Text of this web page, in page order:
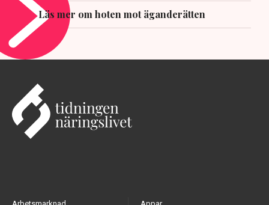
Läs mer om hoten mot äganderätten